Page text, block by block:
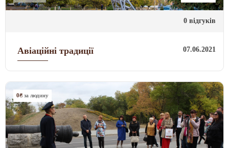
0 відгуків
Авіаційні традиції 07.06.2021
0₴ за людину